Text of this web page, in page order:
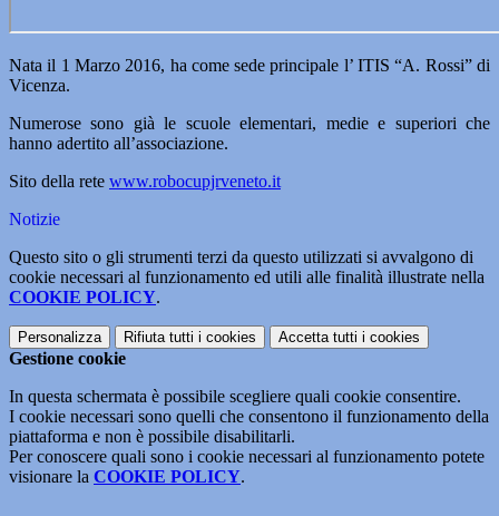
Nata il 1 Marzo 2016, ha come sede principale l’ ITIS “A. Rossi” di
Vicenza.
Numerose sono già le scuole elementari, medie e superiori che
hanno adertito all’associazione.
Sito della rete www.robocupjrveneto.it
Notizie
Questo sito o gli strumenti terzi da questo utilizzati si avvalgono di
cookie necessari al funzionamento ed utili alle finalità illustrate nella
COOKIE POLICY.
Personalizza Rifiuta tutti i cookies Accetta tutti i cookies
Gestione cookie
In questa schermata è possibile scegliere quali cookie consentire.
I cookie necessari sono quelli che consentono il funzionamento della
piattaforma e non è possibile disabilitarli.
Per conoscere quali sono i cookie necessari al funzionamento potete
visionare la COOKIE POLICY.